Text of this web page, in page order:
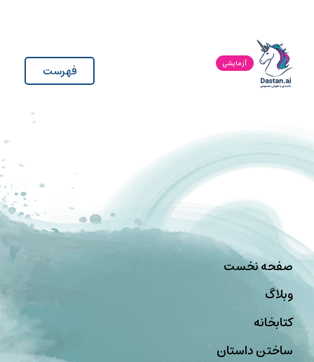
آزمایشی فهرست
صفحه نخست
وبلاگ
کتابخانه
ساختن داستان